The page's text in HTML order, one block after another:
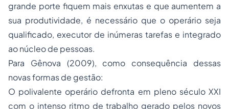
grande porte fiquem mais enxutas e que aumentem a
sua produtividade, é necessário que o operário seja
qualificado, executor de inúmeras tarefas e integrado
ao núcleo de pessoas.
Para Gênova (2009), como consequência dessas
novas formas de gestão:
O polivalente operário defronta em pleno século XXI
com o intenso ritmo de trabalho gerado pelos novos